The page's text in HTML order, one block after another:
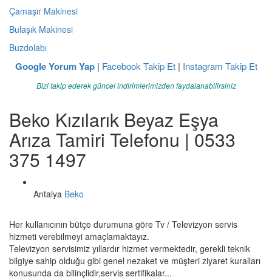
Çamaşır Makinesi
Bulaşık Makinesi
Buzdolabı
Google Yorum Yap| Facebook Takip Et| Instagram Takip Et
Bizi takip ederek güncel indirimlerimizden faydalanabilirsiniz
Beko Kızılarık Beyaz Eşya
Arıza Tamiri Telefonu | 0533
375 1497
Antalya Beko
Her kullanıcının bütçe durumuna göre Tv / Televizyon servis
hizmeti verebilmeyi amaçlamaktayız.
Televizyon servisimiz yıllardır hizmet vermektedir, gerekli teknik
bilgiye sahip olduğu gibi genel nezaket ve müşteri ziyaret kuralları
konusunda da bilinçlidir,servis sertifikalar...